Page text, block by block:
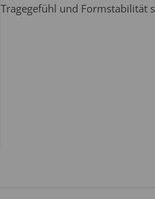
Tragegefühl und Formstabilität